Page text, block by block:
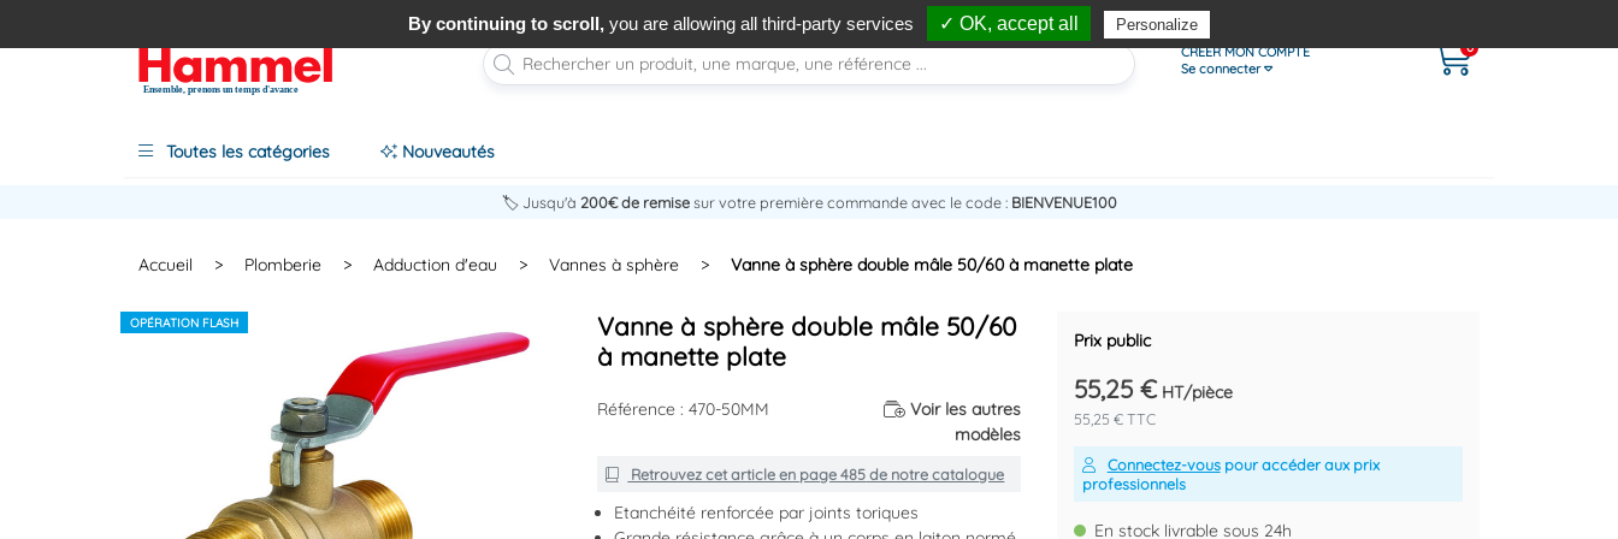
Ensemble, prenons un temps d'avance
CRÉER MON COMPTE
Se connecter
0
Toutes les catégories Nouveautés
🏷️ Jusqu'à 200€ de remisesur votre première commande avec le code : BIENVENUE100
Accueil > Plomberie > Adduction d'eau > Vannes à sphère > Vanne à sphère double mâle 50/60 à manette plate
OPÉRATION FLASH
Vanne à sphère double mâle 50/60
à manette plate
Référence : 470-50MM
Voir les autres
modèles
Retrouvez cet article en page 485de notre catalogue
Etanchéité renforcée par joints toriques
Prix public
55,25 €HT/pièce
55,25 € TTC
Connectez-vouspour accéder aux prix
professionnels
En stock livrable sous 24h
By continuing to scroll,you are allowing all third-party services ✓ OK, accept all Personalize